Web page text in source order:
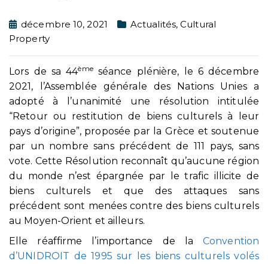
décembre 10, 2021 Actualités,Cultural
Property
Lors de sa 44èmeséance plénière, le 6 décembre
2021, l’Assemblée générale des Nations Unies a
adopté à l’unanimité une résolution intitulée
“Retour ou restitution de biens culturels à leur
pays d’origine”, proposée par la Grèce et soutenue
par un nombre sans précédent de 111 pays, sans
vote. Cette Résolution reconnaît qu’aucune région
du monde n’est épargnée par le trafic illicite de
biens culturels et que des attaques sans
précédent sont menées contre des biens culturels
au Moyen-Orient et ailleurs.
Elle réaffirme l’importance de la Convention
d’UNIDROIT de 1995 sur les biens culturels volés